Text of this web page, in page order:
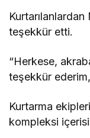
teşekkür etti.
“Herkese,
teşekkür
Kurtarma
kompleksi